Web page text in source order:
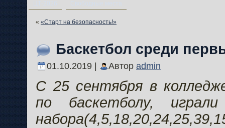
« «Старт на безопасность!»
Баскетбол среди
01.10.2019 | Автор admin
С 25 сентября в
по баскетболу,